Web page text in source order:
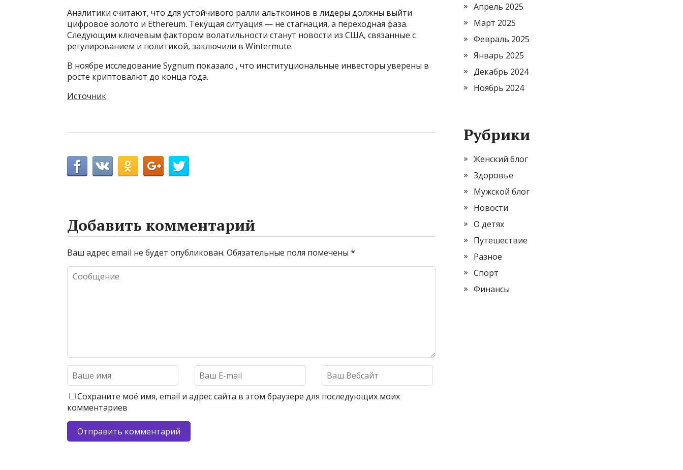
Аналитики считают, что для устойчивого ралли альткоинов в лидеры должны выйти
цифровое золото и Ethereum. Текущая ситуация — не стагнация, а переходная фаза.
Следующим ключевым фактором волатильности станут новости из США, связанные с
регулированием и политикой, заключили в Wintermute.
В ноябре исследование Sygnum показало , что институциональные инвесторы уверены в
росте криптовалют до конца года.
Источник
Добавить комментарий
Ваш адрес email не будет опубликован. Обязательные поля помечены *
Сохраните моё имя, email и адрес сайта в этом браузере для последующих моих
комментариев
Апрель 2025
Март 2025
Февраль 2025
Январь 2025
Декабрь 2024
Ноябрь 2024
Рубрики
Женский блог
Здоровье
Мужской блог
Новости
О детях
Путешествие
Разное
Спорт
Финансы